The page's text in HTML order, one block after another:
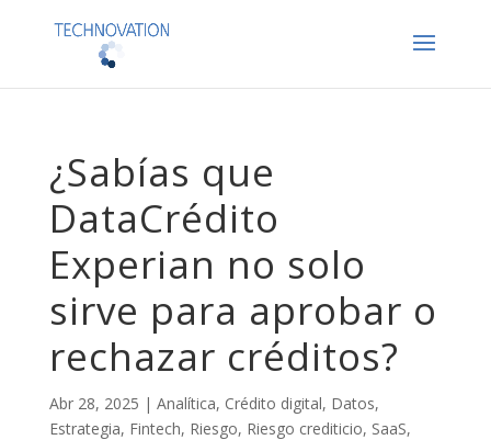
¿Sabías que
DataCrédito
Experian no solo
sirve para aprobar o
rechazar créditos?
Abr 28, 2025 | Analítica, Crédito digital, Datos,
Estrategia, Fintech, Riesgo, Riesgo crediticio, SaaS,